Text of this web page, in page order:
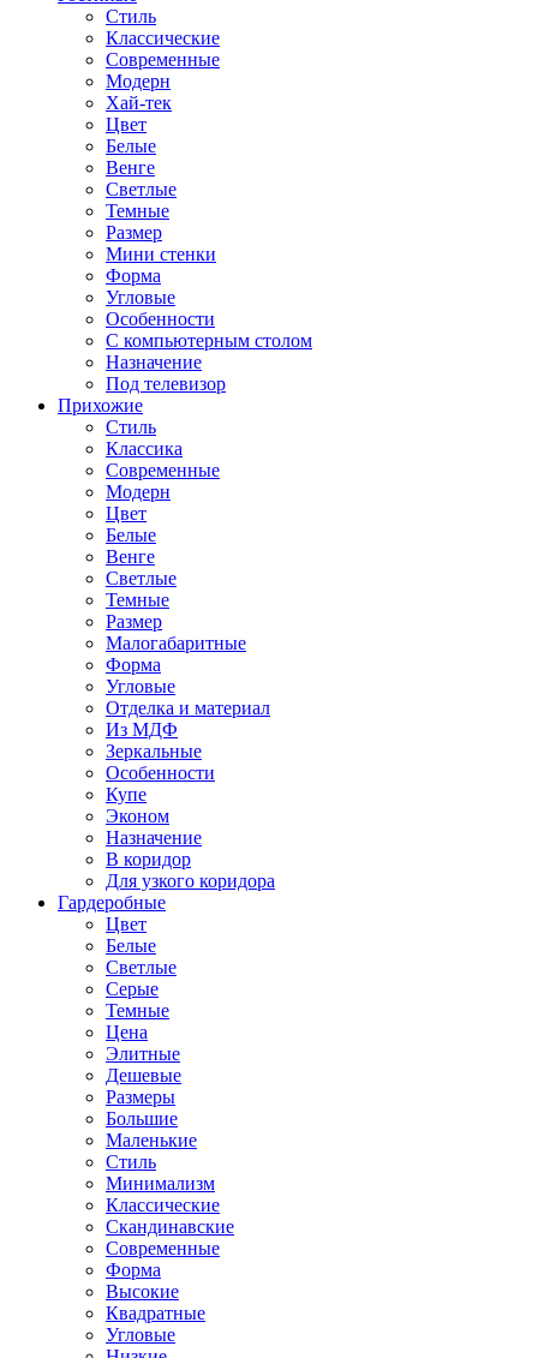
Стиль
Классические
Современные
Модерн
Хай-тек
Цвет
Белые
Венге
Светлые
Темные
Размер
Мини стенки
Форма
Угловые
Особенности
С компьютерным столом
Назначение
Под телевизор
Прихожие
Стиль
Классика
Современные
Модерн
Цвет
Белые
Венге
Светлые
Темные
Размер
Малогабаритные
Форма
Угловые
Отделка и материал
Из МДФ
Зеркальные
Особенности
Купе
Эконом
Назначение
В коридор
Для узкого коридора
Гардеробные
Цвет
Белые
Светлые
Серые
Темные
Цена
Элитные
Дешевые
Размеры
Большие
Маленькие
Стиль
Минимализм
Классические
Скандинавские
Современные
Форма
Высокие
Квадратные
Угловые